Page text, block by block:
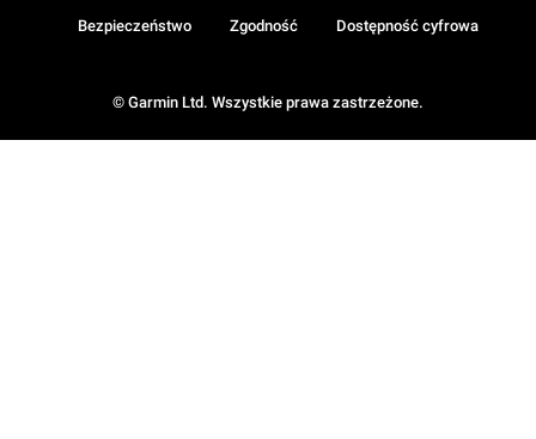
© Garmin Ltd. Wszystkie prawa zastrzeżone.
Bezpieczeństwo Zgodność Dostępność cyfrowa